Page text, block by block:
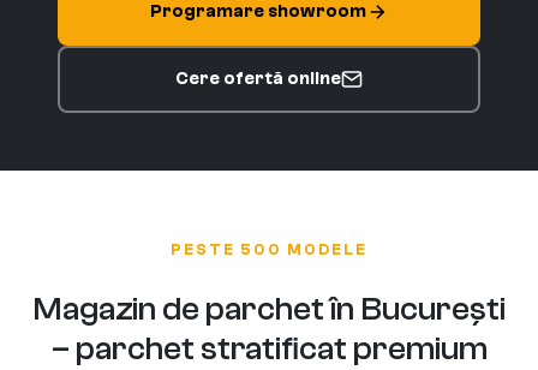
Programare showroom
Cere ofertă online
PESTE 500 MODELE
Magazin de parchet în București
– parchet stratificat premium